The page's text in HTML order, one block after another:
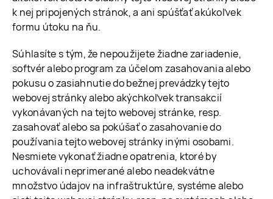
k nej pripojených stránok, a ani spúšťať akúkoľvek
formu útoku na ňu.
Súhlasíte s tým, že nepoužijete žiadne zariadenie,
softvér alebo program za účelom zasahovania alebo
pokusu o zasiahnutie do bežnej prevádzky tejto
webovej stránky alebo akýchkoľvek transakcií
vykonávaných na tejto webovej stránke, resp.
zasahovať alebo sa pokúšať o zasahovanie do
používania tejto webovej stránky inými osobami.
Nesmiete vykonať žiadne opatrenia, ktoré by
uchovávali neprimerané alebo neadekvátne
množstvo údajov na infraštruktúre, systéme alebo